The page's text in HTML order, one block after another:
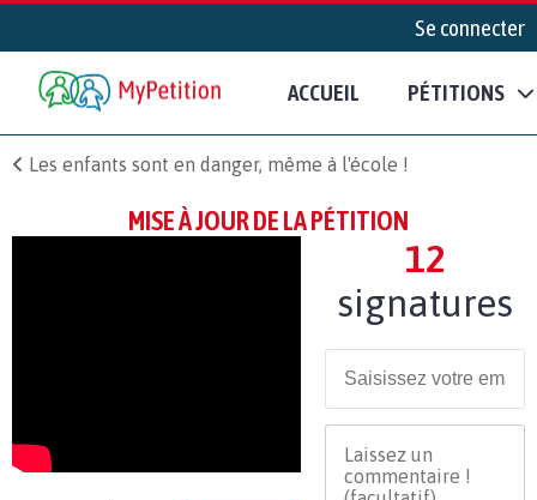
Se connecter
ACCUEIL PÉTITIONS
Les enfants sont en danger, même à l'école !
MISE À JOUR DE LA PÉTITION
12
signatures